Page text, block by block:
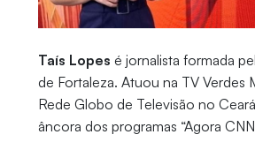
Taís Lopes é jornalista formada
de Fortaleza. Atuou na TV Verdes
Rede Globo de Televisão no
âncora dos programas “Agora